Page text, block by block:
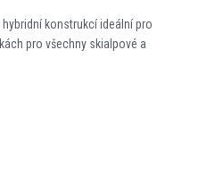
konstrukcí ideální pro
pro všechny skialpové a